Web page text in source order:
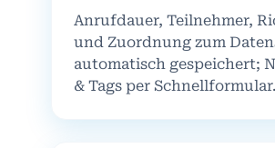
Anrufdauer, Teilnehmer,
und Zuordnung zum
automatisch gespeichert;
& Tags per Schnellformular.